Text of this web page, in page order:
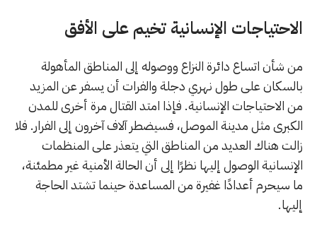
الاحتياجات الإنسانية تخيم على الأفق
من شأن اتساع دائرة النزاع ووصوله إلى المناطق المأهولة
بالسكان على طول نهري دجلة والفرات أن يسفر عن المزيد
من الاحتياجات الإنسانية. فإذا امتد القتال مرة أخرى للمدن
الكبرى مثل مدينة الموصل، فسيضطر آلاف آخرون إلى الفرار. فلا
زالت هناك العديد من المناطق التي يتعذر على المنظمات
الإنسانية الوصول إليها نظرًا إلى أن الحالة الأمنية غير مطمئنة،
ما سيحرم أعدادًا غفيرة من المساعدة حينما تشتد الحاجة
إليها.